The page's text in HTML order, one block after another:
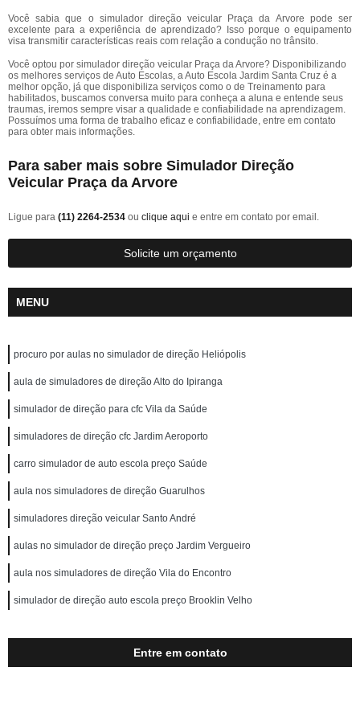
Você sabia que o simulador direção veicular Praça da Arvore pode ser
excelente para a experiência de aprendizado? Isso porque o equipamento
visa transmitir características reais com relação a condução no trânsito.
Você optou por simulador direção veicular Praça da Arvore? Disponibilizando
os melhores serviços de Auto Escolas, a Auto Escola Jardim Santa Cruz é a
melhor opção, já que disponibiliza serviços como o de Treinamento para
habilitados, buscamos conversa muito para conheça a aluna e entende seus
traumas, iremos sempre visar a qualidade e confiabilidade na aprendizagem.
Possuímos uma forma de trabalho eficaz e confiabilidade, entre em contato
para obter mais informações.
Para saber mais sobre Simulador Direção
Veicular Praça da Arvore
Ligue para (11) 2264-2534 ou clique aqui e entre em contato por email.
Solicite um orçamento
MENU
procuro por aulas no simulador de direção Heliópolis
aula de simuladores de direção Alto do Ipiranga
simulador de direção para cfc Vila da Saúde
simuladores de direção cfc Jardim Aeroporto
carro simulador de auto escola preço Saúde
aula nos simuladores de direção Guarulhos
simuladores direção veicular Santo André
aulas no simulador de direção preço Jardim Vergueiro
aula nos simuladores de direção Vila do Encontro
simulador de direção auto escola preço Brooklin Velho
Entre em contato